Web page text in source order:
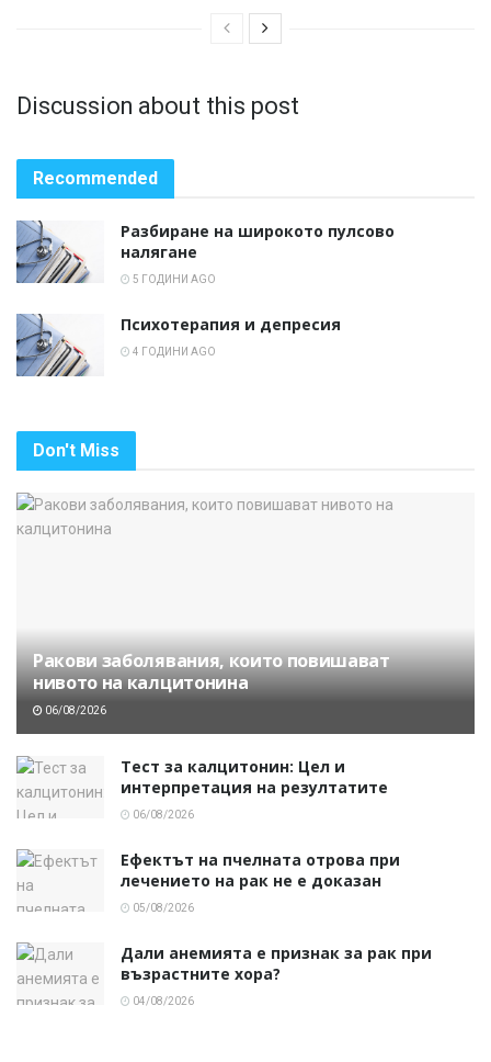
Discussion about this post
Recommended
Разбиране на широкото пулсово
налягане
5 ГОДИНИ AGO
Психотерапия и депресия
4 ГОДИНИ AGO
Don't Miss
Ракови заболявания, които повишават
нивото на калцитонина
06/08/2026
Тест за калцитонин: Цел и
интерпретация на резултатите
06/08/2026
Ефектът на пчелната отрова при
лечението на рак не е доказан
05/08/2026
Дали анемията е признак за рак при
възрастните хора?
04/08/2026